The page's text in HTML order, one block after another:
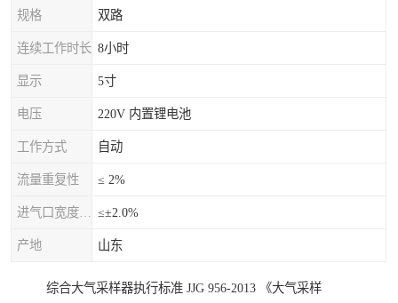
规格 双路
连续工作时长 8小时
显示 5寸
电压 220V 内置锂电池
工作方式 自动
流量重复性 ≤ 2%
≤±2.0%
产地 山东
综合大气采样器执行标准 JJG 956-2013 《大气采样